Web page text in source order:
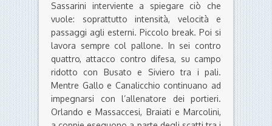
Sassarini interviente a spiegare ciò che
vuole: soprattutto intensità, velocità e
passaggi agli esterni. Piccolo break. Poi si
lavora sempre col pallone. In sei contro
quattro, attacco contro difesa, su campo
ridotto con Busato e Siviero tra i pali.
Mentre Gallo e Canalicchio continuano ad
impegnarsi con l’allenatore dei portieri.
Orlando e Massaccesi, Braiati e Marcolini,